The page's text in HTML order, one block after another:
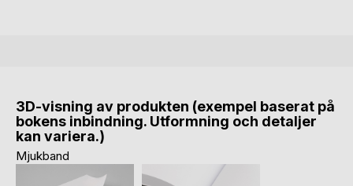
3D-visning av produkten (exempel baserat på
bokens inbindning. Utformning och detaljer
kan variera.)
Mjukband